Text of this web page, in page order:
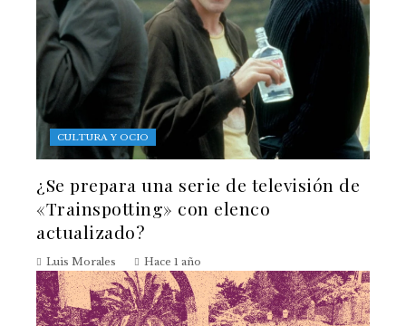
CULTURA Y OCIO
¿Se prepara una serie de televisión de
«Trainspotting» con elenco
actualizado?
Luis Morales Hace 1 año